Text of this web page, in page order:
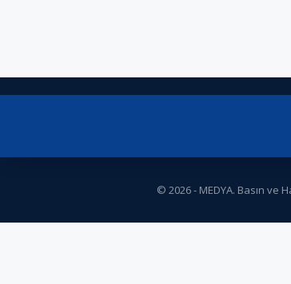
© 2026 - MEDYA. Basın ve